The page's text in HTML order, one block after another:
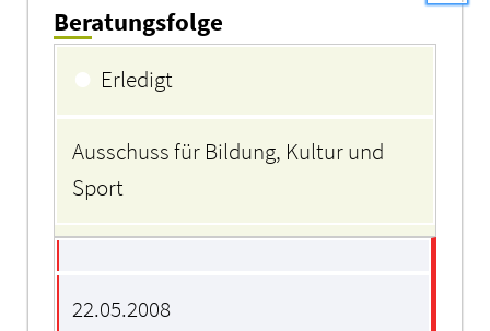
Beratungsfolge
● Erledigt
Ausschuss für Bildung, Kultur und
Sport
22.05.2008